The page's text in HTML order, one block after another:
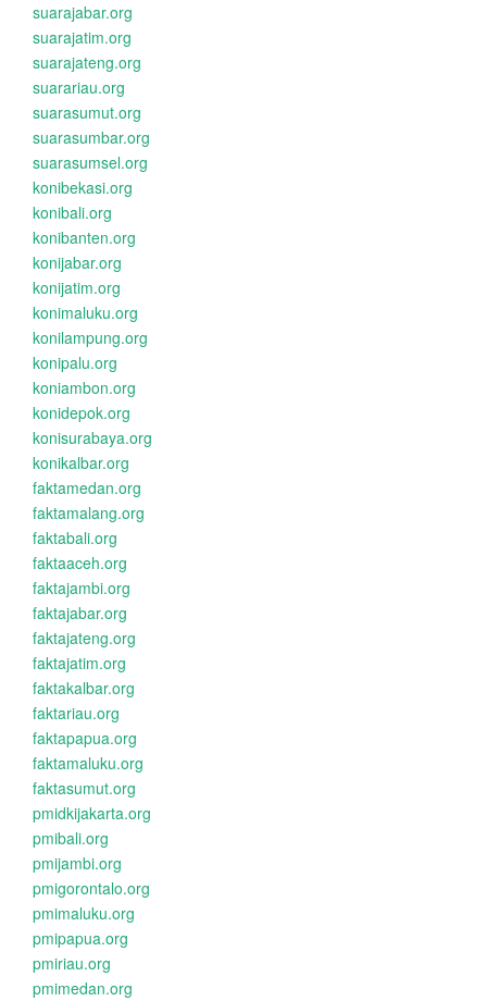
suarajabar.org
suarajatim.org
suarajateng.org
suarariau.org
suarasumut.org
suarasumbar.org
suarasumsel.org
konibekasi.org
konibali.org
konibanten.org
konijabar.org
konijatim.org
konimaluku.org
konilampung.org
konipalu.org
koniambon.org
konidepok.org
konisurabaya.org
konikalbar.org
faktamedan.org
faktamalang.org
faktabali.org
faktaaceh.org
faktajambi.org
faktajabar.org
faktajateng.org
faktajatim.org
faktakalbar.org
faktariau.org
faktapapua.org
faktamaluku.org
faktasumut.org
pmidkijakarta.org
pmibali.org
pmijambi.org
pmigorontalo.org
pmimaluku.org
pmipapua.org
pmiriau.org
pmimedan.org